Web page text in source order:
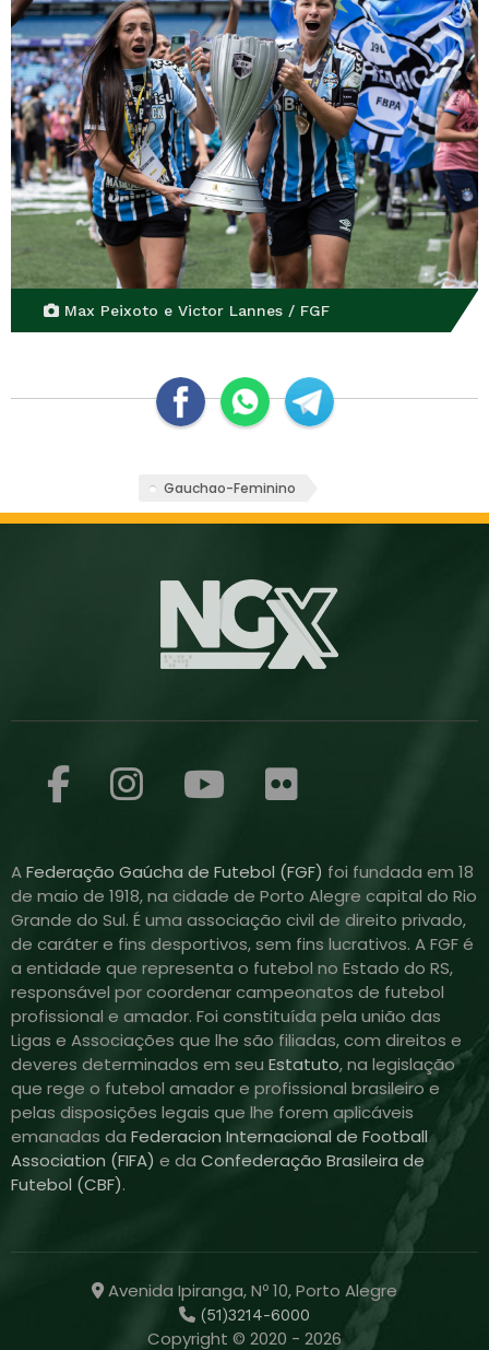
Max Peixoto e Victor Lannes / FGF
Gauchao-Feminino
AFederação Gaúcha de Futebol (FGF) foi fundada em 18
de maio de 1918, na cidade de Porto Alegre capital do Rio
Grande do Sul. É uma associação civil de direito privado,
de caráter e fins desportivos, sem fins lucrativos. A FGF é
a entidade que representa o futebol no Estado do RS,
responsável por coordenar campeonatos de futebol
profissional e amador. Foi constituída pela união das
Ligas e Associações que lhe são filiadas, com direitos e
deveres determinados em seu Estatuto, na legislação
que rege o futebol amador e profissional brasileiro e
pelas disposições legais que lhe forem aplicáveis
emanadas da Federacion Internacional de Football
Association (FIFA) e da Confederação Brasileira de
Futebol (CBF).
Avenida Ipiranga, Nº 10, Porto Alegre
(51)3214-6000
Copyright © 2020 - 2026